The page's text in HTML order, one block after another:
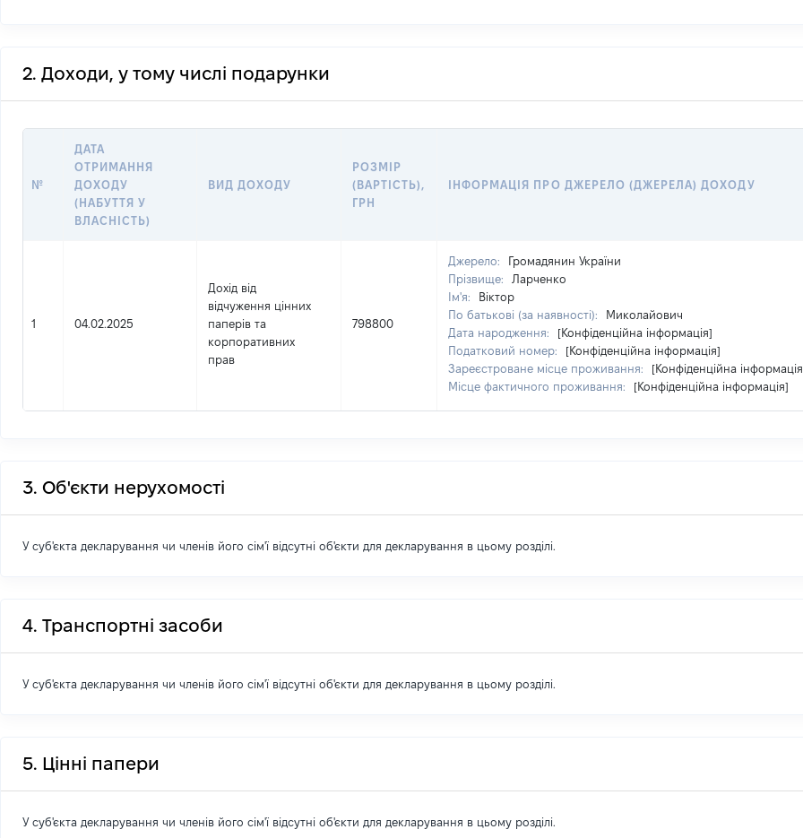
2. Доходи, у тому числі подарунки
№
ДАТА
ОТРИМАННЯ
ДОХОДУ
(НАБУТТЯ У
ВЛАСНІСТЬ)
ВИД ДОХОДУ
РОЗМІР
(ВАРТІСТЬ),
ГРН
ІНФОРМАЦІЯ ПРО ДЖЕРЕЛО (ДЖЕРЕЛА) ДОХОДУ
1 04.02.2025
Дохід від
відчуження цінних
паперів та
корпоративних
прав
798800
Джерело:
Громадянин України
Прізвище:
Ларченко
Ім'я:
Віктор
По батькові (за наявності):
Миколайович
Дата народження:
[Конфіденційна інформація]
Податковий номер:
[Конфіденційна інформація]
Зареєстроване місце проживання:
[Конфіденційна
Місце фактичного проживання:
[Конфіденційна інформація]
3. Об'єкти нерухомості
У суб'єкта декларування чи членів його сім'ї відсутні об'єкти для декларування в цьому розділі.
4. Транспортні засоби
У суб'єкта декларування чи членів його сім'ї відсутні об'єкти для декларування в цьому розділі.
5. Цінні папери
У суб'єкта декларування чи членів його сім'ї відсутні об'єкти для декларування в цьому розділі.